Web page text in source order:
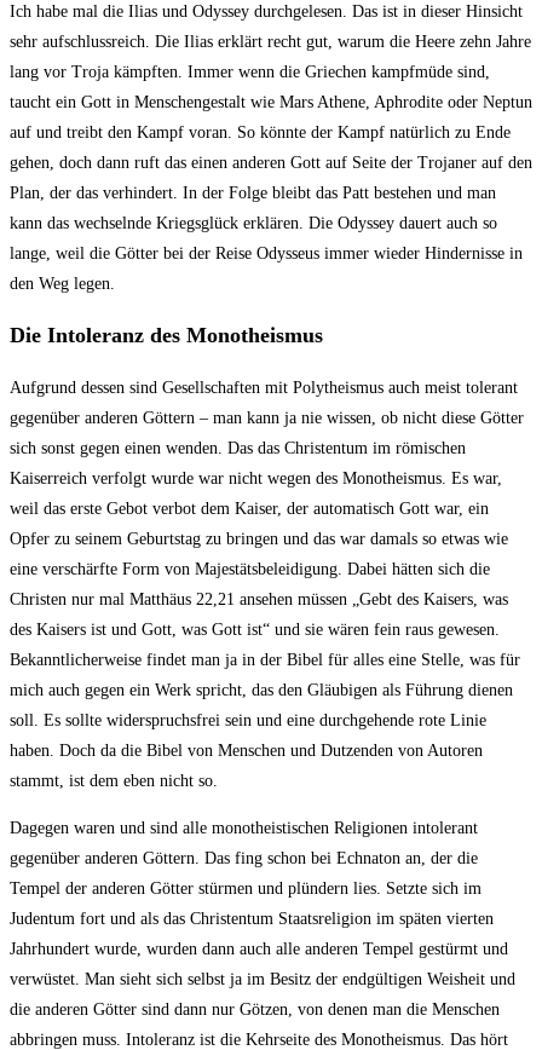
Ich habe mal die Ilias und Odyssey durchgelesen. Das ist in dieser Hinsicht
sehr aufschlussreich. Die Ilias erklärt recht gut, warum die Heere zehn Jahre
lang vor Troja kämpften. Immer wenn die Griechen kampfmüde sind,
taucht ein Gott in Menschengestalt wie Mars Athene, Aphrodite oder Neptun
auf und treibt den Kampf voran. So könnte der Kampf natürlich zu Ende
gehen, doch dann ruft das einen anderen Gott auf Seite der Trojaner auf den
Plan, der das verhindert. In der Folge bleibt das Patt bestehen und man
kann das wechselnde Kriegsglück erklären. Die Odyssey dauert auch so
lange, weil die Götter bei der Reise Odysseus immer wieder Hindernisse in
den Weg legen.
Die Intoleranz des Monotheismus
Aufgrund dessen sind Gesellschaften mit Polytheismus auch meist tolerant
gegenüber anderen Göttern – man kann ja nie wissen, ob nicht diese Götter
sich sonst gegen einen wenden. Das das Christentum im römischen
Kaiserreich verfolgt wurde war nicht wegen des Monotheismus. Es war,
weil das erste Gebot verbot dem Kaiser, der automatisch Gott war, ein
Opfer zu seinem Geburtstag zu bringen und das war damals so etwas wie
eine verschärfte Form von Majestätsbeleidigung. Dabei hätten sich die
Christen nur mal Matthäus 22,21 ansehen müssen „Gebt des Kaisers, was
des Kaisers ist und Gott, was Gott ist“ und sie wären fein raus gewesen.
Bekanntlicherweise findet man ja in der Bibel für alles eine Stelle, was für
mich auch gegen ein Werk spricht, das den Gläubigen als Führung dienen
soll. Es sollte widerspruchsfrei sein und eine durchgehende rote Linie
haben. Doch da die Bibel von Menschen und Dutzenden von Autoren
stammt, ist dem eben nicht so.
Dagegen waren und sind alle monotheistischen Religionen intolerant
gegenüber anderen Göttern. Das fing schon bei Echnaton an, der die
Tempel der anderen Götter stürmen und plündern lies. Setzte sich im
Judentum fort und als das Christentum Staatsreligion im späten vierten
Jahrhundert wurde, wurden dann auch alle anderen Tempel gestürmt und
verwüstet. Man sieht sich selbst ja im Besitz der endgültigen Weisheit und
die anderen Götter sind dann nur Götzen, von denen man die Menschen
abbringen muss. Intoleranz ist die Kehrseite des Monotheismus. Das hört